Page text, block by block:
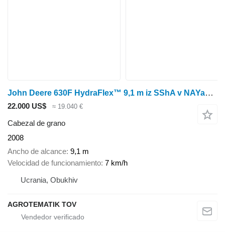
John Deere 630F HydraFlex™ 9,1 m iz SShA v NAYaVNOSTI!
22.000 US$ ≈ 19.040 €
Cabezal de grano
2008
Ancho de alcance 9,1 m
Velocidad de funcionamiento 7 km/h
Ucrania, Obukhiv
AGROTEMATIK TOV